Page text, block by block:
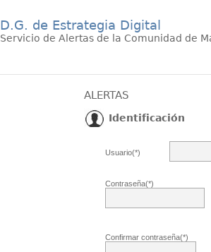
D.G. de Estrategia Digital
Servicio de Alertas de la Comunidad de
ALERTAS
Identificación
Usuario(*)
Contraseña(*)
Confirmar contraseña(*)